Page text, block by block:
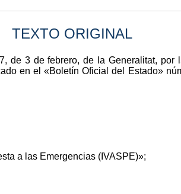
TEXTO ORIGINAL
de 3 de febrero, de la Generalitat,
en el «Boletín Oficial del Estado»
a las Emergencias (IVASPE)»;